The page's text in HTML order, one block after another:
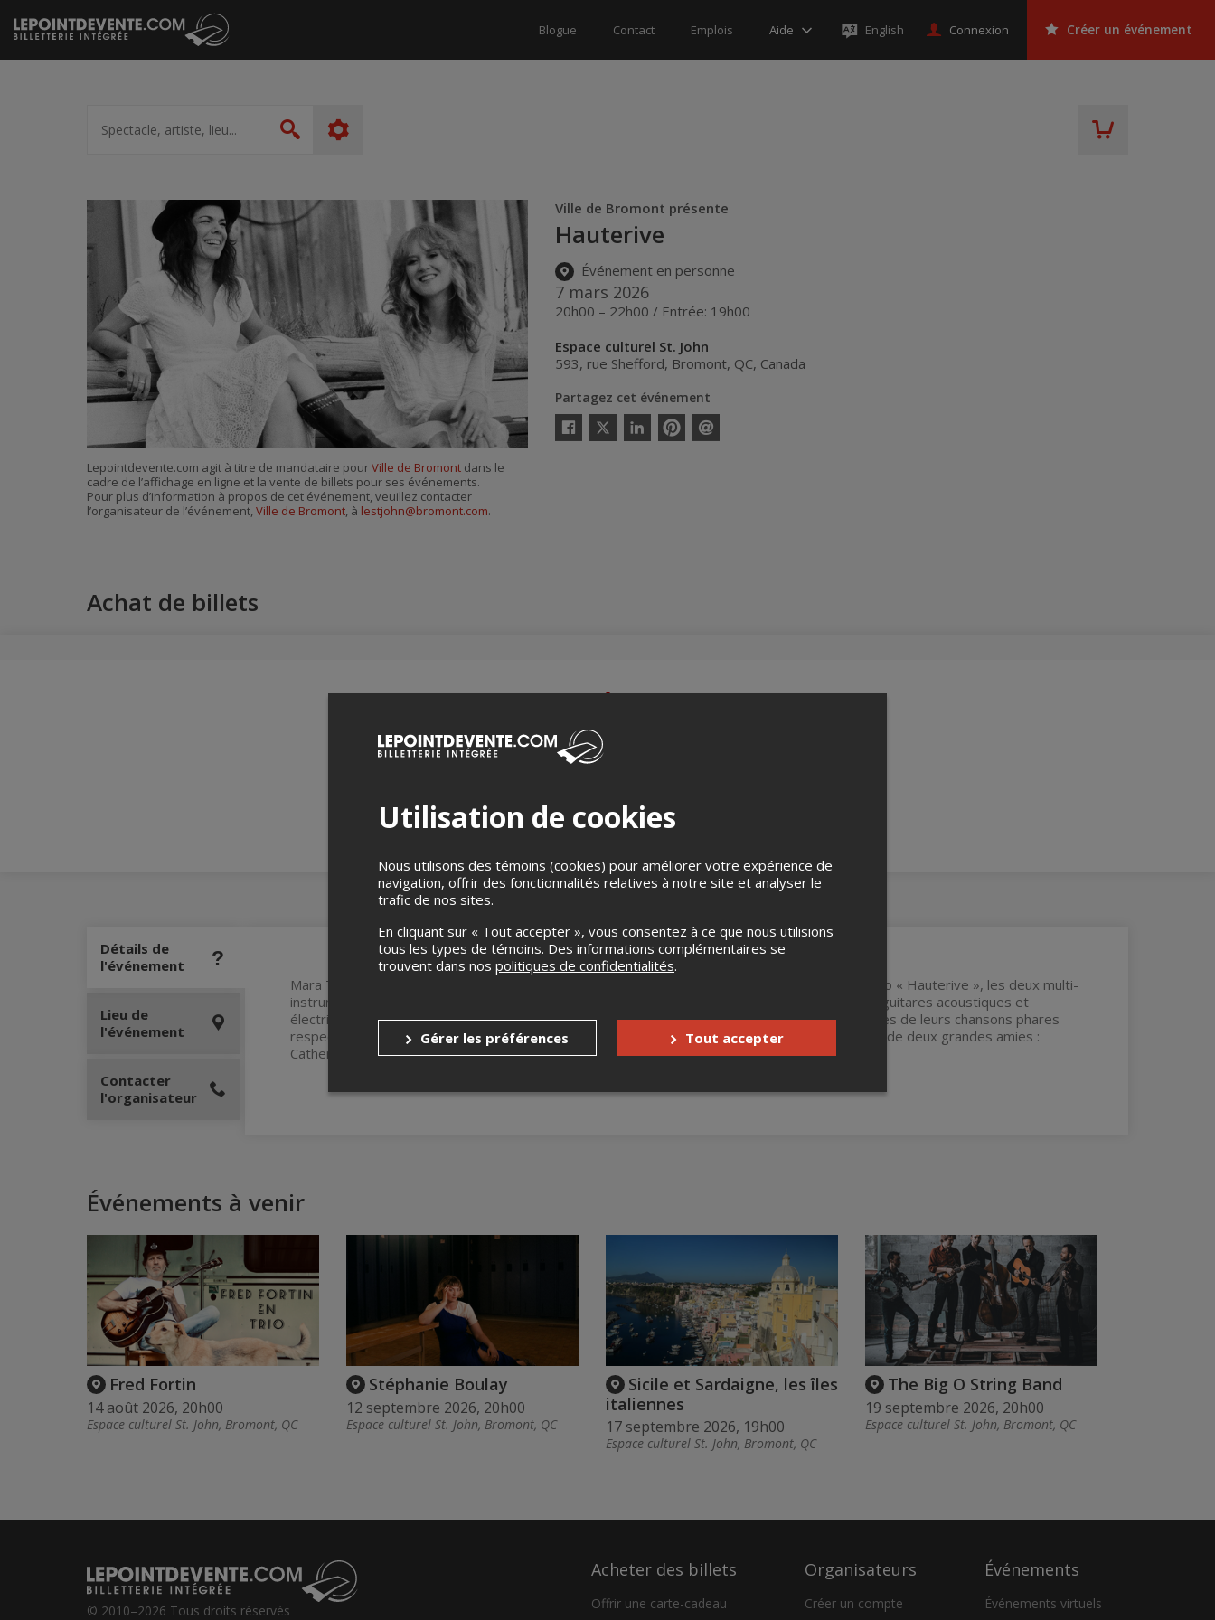
Passer
au
contenu
Blogue Contact Emplois Aide English Connexion Créer un événement
artiste,
lieu...
Rechercher
Ville de Bromont présente
Hauterive
Événement en personne
7 mars 2026
20h00 – 22h00 / Entrée: 19h00
Espace culturel St. John
593, rue Shefford, Bromont, QC, Canada
Partagez cet événement
Facebook
Twitter
LinkedinPinterestEnvoyer
Lepointdevente.com agit à titre de mandataire pourVille de Bromont dans le
cadre de l’affichage en ligne et la vente de billets pour ses événements.
Pour plus d’information à propos de cet événement, veuillez contacter
l’organisateur de l’événement, Ville de Bromont, à lestjohn@bromont.com.
Achat de billets
Merci de confirmer que vous n'êtes pas un robot ci-bas.
Détails de
l'événement
Mara Tremblay et Catherine Durand ont souvent partagé la scène. Pour ce spectacle de leur duo « Hauterive », les deux multi-
instrumentistes seront seules sur scène, s'accompagnant l'une et l'autre à divers instruments (guitares acoustiques et
électriques, ukulélé, violon), et interprèteront, en plus du répertoire de Hauterive, quelques-unes de leurs chansons phares
respectives. Un spectacle intime, sensible et dépouillé, qui laissera toute la place à la complicité de deux grandes amies :
Catherine et Mara.
Lieu de
l'événement
Contacter
l'organisateur
Événements à venir
Fred Fortin
14 août 2026, 20h00
Espace culturel St. John, Bromont, QC
Stéphanie Boulay
12 septembre 2026, 20h00
Espace culturel St. John, Bromont, QC
Sicile et Sardaigne, les îles
italiennes
17 septembre 2026, 19h00
Espace culturel St. John, Bromont, QC
The Big O String Band
19 septembre 2026, 20h00
Espace culturel St. John, Bromont, QC
© 2010–2026 Tous droits réservés
Acheter des billets
Offrir une carte-cadeau
Organisateurs
Créer un compte
Événements
Événements virtuels
Utilisation de cookies
Nous utilisons des témoins (cookies) pour améliorer votre expérience de
navigation, offrir des fonctionnalités relatives à notre site et analyser le
trafic de nos sites.
En cliquant sur « Tout accepter », vous consentez à ce que nous utilisions
tous les types de témoins. Des informations complémentaires se
trouvent dans nos politiques de confidentialités.
Gérer les préférences Tout accepter